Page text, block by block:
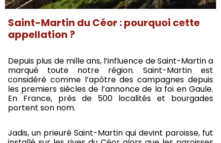
Saint-Martin du Céor : pourquoi cette
appellation ?
Depuis plus de mille ans, l’influence de Saint-Martin a
marqué toute notre région. Saint-Martin est
considéré comme l’apôtre des campagnes depuis
les premiers siècles de l’annonce de la foi en Gaule.
En France, près de 500 localités et bourgades
portent son nom.
Jadis, un prieuré Saint-Martin qui devint paroisse, fut